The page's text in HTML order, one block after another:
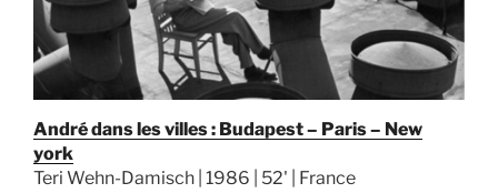
André dans les villes : Budapest – Paris – New
york
Teri Wehn-Damisch | 1986 | 52' | France